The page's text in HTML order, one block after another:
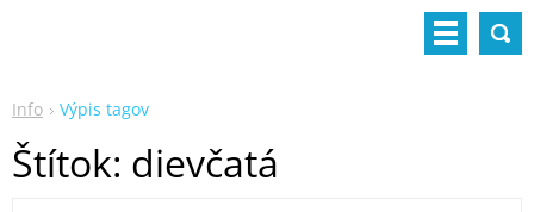
Info Výpis tagov
Štítok: dievčatá